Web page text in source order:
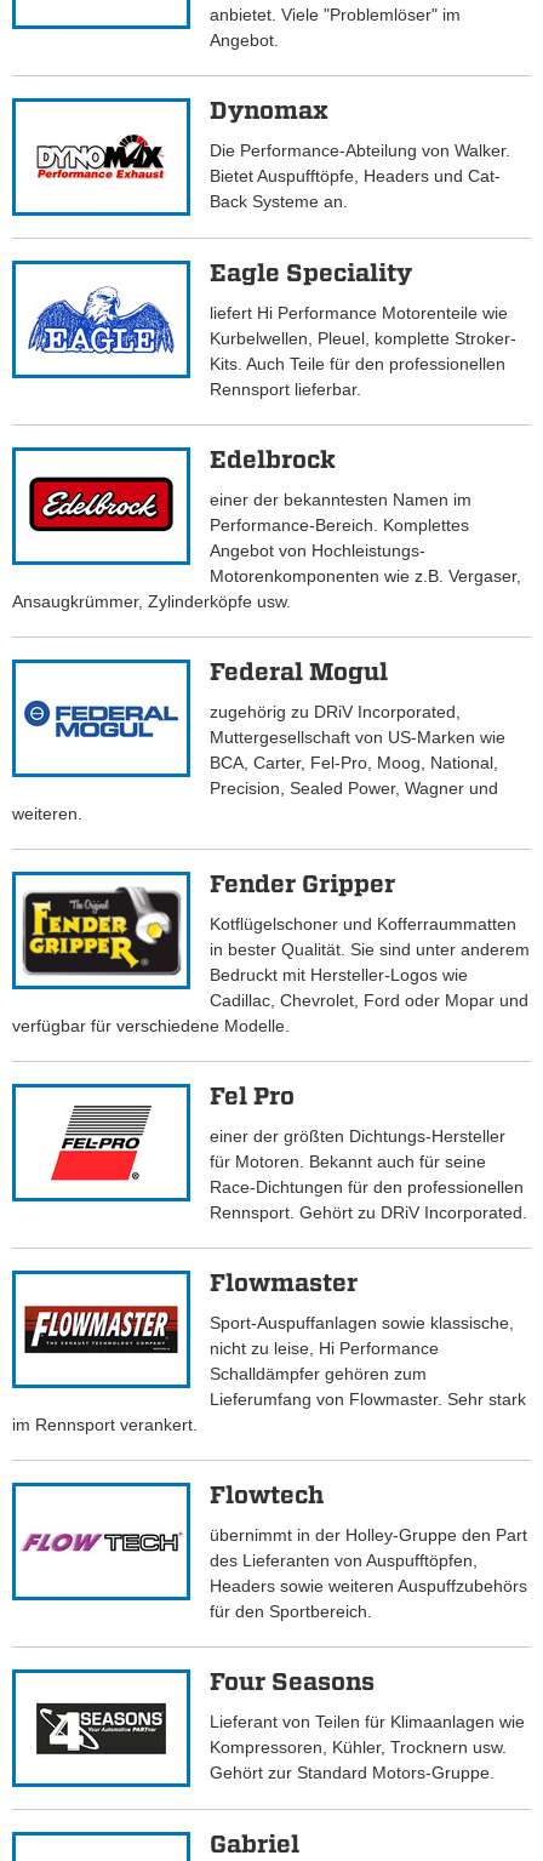
anbietet. Viele "Problemlöser" im
Angebot.
Dynomax
Die Performance-Abteilung von Walker.
Bietet Auspufftöpfe, Headers und Cat-
Back Systeme an.
Eagle Speciality
liefert Hi Performance Motorenteile wie
Kurbelwellen, Pleuel, komplette Stroker-
Kits. Auch Teile für den professionellen
Rennsport lieferbar.
Edelbrock
einer der bekanntesten Namen im
Performance-Bereich. Komplettes
Angebot von Hochleistungs-
Motorenkomponenten wie z.B. Vergaser,
Ansaugkrümmer, Zylinderköpfe usw.
Federal Mogul
zugehörig zu DRiV Incorporated,
Muttergesellschaft von US-Marken wie
BCA, Carter, Fel-Pro, Moog, National,
Precision, Sealed Power, Wagner und
weiteren.
Fender Gripper
Kotflügelschoner und Kofferraummatten
in bester Qualität. Sie sind unter anderem
Bedruckt mit Hersteller-Logos wie
Cadillac, Chevrolet, Ford oder Mopar und
verfügbar für verschiedene Modelle.
Fel Pro
einer der größten Dichtungs-Hersteller
für Motoren. Bekannt auch für seine
Race-Dichtungen für den professionellen
Rennsport. Gehört zu DRiV Incorporated.
Flowmaster
Sport-Auspuffanlagen sowie klassische,
nicht zu leise, Hi Performance
Schalldämpfer gehören zum
Lieferumfang von Flowmaster. Sehr stark
im Rennsport verankert.
Flowtech
übernimmt in der Holley-Gruppe den Part
des Lieferanten von Auspufftöpfen,
Headers sowie weiteren Auspuffzubehörs
für den Sportbereich.
Four Seasons
Lieferant von Teilen für Klimaanlagen wie
Kompressoren, Kühler, Trocknern usw.
Gehört zur Standard Motors-Gruppe.
Gabriel